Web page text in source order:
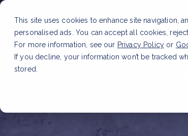
This site uses cookies to enhance site navigation,
personalised ads. You can accept all cookies,
For more information, see our Privacy Policy or
If you decline, your information won’t be tracked
stored.